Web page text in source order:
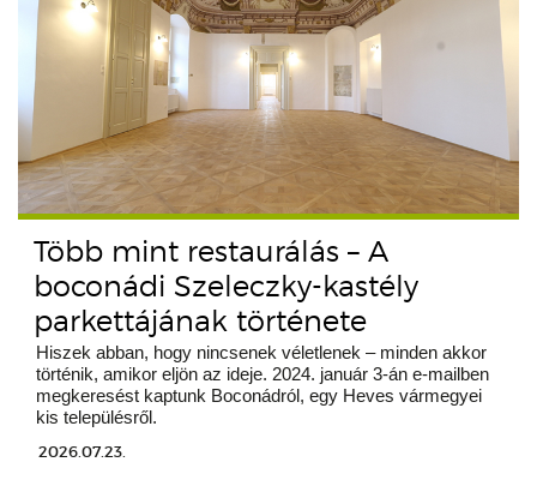
Több mint restaurálás – A
boconádi Szeleczky-kastély
parkettájának története
Hiszek abban, hogy nincsenek véletlenek – minden akkor
történik, amikor eljön az ideje. 2024. január 3-án e-mailben
megkeresést kaptunk Boconádról, egy Heves vármegyei
kis településről.
2026.07.23.